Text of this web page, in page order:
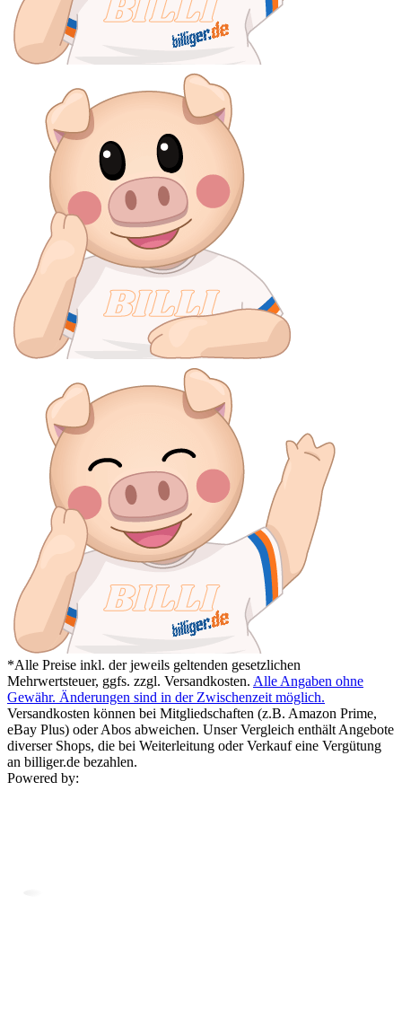
*Alle Preise inkl. der jeweils geltenden gesetzlichen
Mehrwertsteuer, ggfs. zzgl. Versandkosten. Alle Angaben ohne
Gewähr. Änderungen sind in der Zwischenzeit möglich.
Versandkosten können bei Mitgliedschaften (z.B. Amazon Prime,
eBay Plus) oder Abos abweichen. Unser Vergleich enthält Angebote
diverser Shops, die bei Weiterleitung oder Verkauf eine Vergütung
an billiger.de bezahlen.
Powered by: